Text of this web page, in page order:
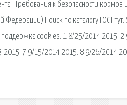
"Требования к безопасности
Федерации) Поиск по каталогу ГОСТ
поддержка cookies. 1 8/25/2014 2015.
7 9/15/2014 2015. 8 9/26/2014